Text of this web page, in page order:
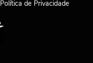
Política de Privacidade